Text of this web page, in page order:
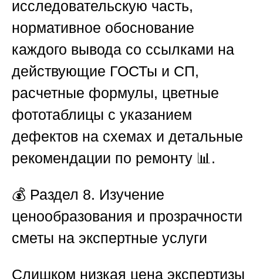
исследовательскую часть,
нормативное обоснование
каждого вывода со ссылками на
действующие ГОСТы и СП,
расчетные формулы, цветные
фототаблицы с указанием
дефектов на схемах и детальные
рекомендации по ремонту 📊.
💰 Раздел 8. Изучение
ценообразования и прозрачности
сметы на экспертные услуги
Слишком низкая цена экспертизы